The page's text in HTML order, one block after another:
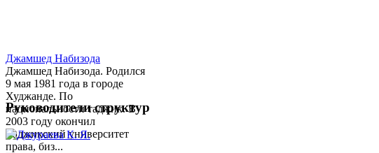
Джамшед Набизода
Джамшед Набизода. Родился
9 мая 1981 года в городе
Худжанде. По
национальности таджик. В
2003 году окончил
Таджикский университет
права, биз...
Руководители структур